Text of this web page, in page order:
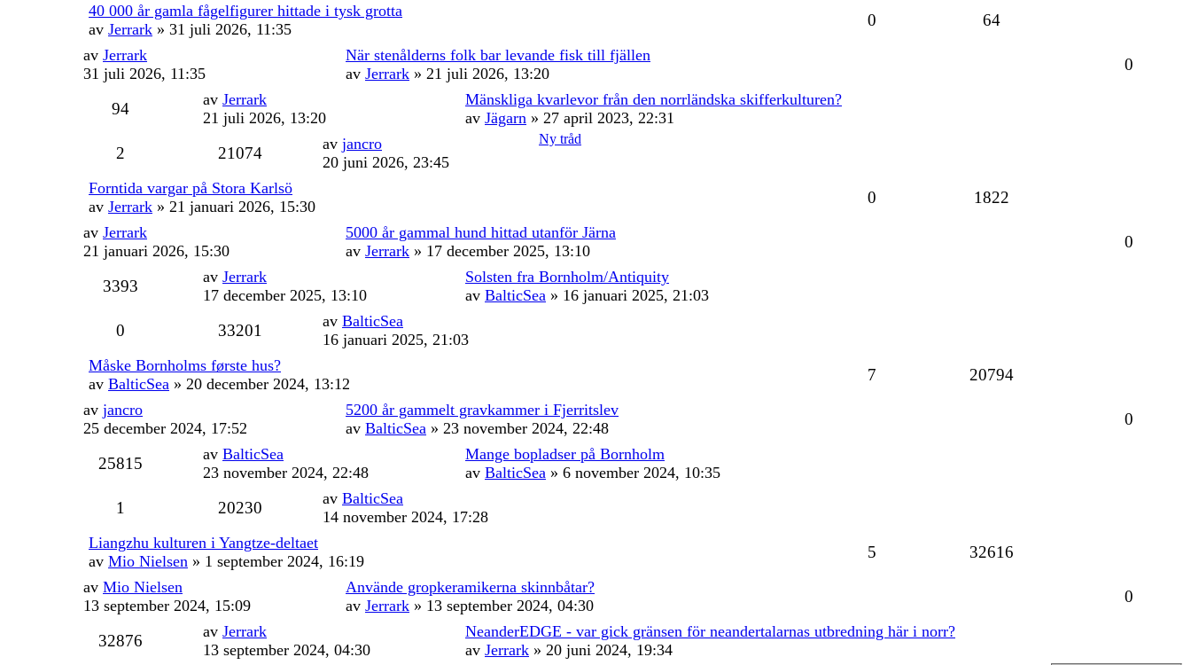
40 000 år gamla fågelfigurer hittade i tysk grotta
av Jerrark » 31 juli 2026, 11:35 0 64
av Jerrark
31 juli 2026, 11:35
När stenålderns folk bar levande fisk till fjällen
av Jerrark » 21 juli 2026, 13:20 0
94 av Jerrark
21 juli 2026, 13:20
Mänskliga kvarlevor från den norrländska skifferkulturen?
av Jägarn » 27 april 2023, 22:31
2 21074 av jancro
20 juni 2026, 23:45
Forntida vargar på Stora Karlsö
av Jerrark » 21 januari 2026, 15:30 0 1822
av Jerrark
21 januari 2026, 15:30
5000 år gammal hund hittad utanför Järna
av Jerrark » 17 december 2025, 13:10 0
3393 av Jerrark
17 december 2025, 13:10
Solsten fra Bornholm/Antiquity
av BalticSea » 16 januari 2025, 21:03
0 33201 av BalticSea
16 januari 2025, 21:03
Måske Bornholms første hus?
av BalticSea » 20 december 2024, 13:12 7 20794
av jancro
25 december 2024, 17:52
5200 år gammelt gravkammer i Fjerritslev
av BalticSea » 23 november 2024, 22:48 0
25815 av BalticSea
23 november 2024, 22:48
Mange bopladser på Bornholm
av BalticSea » 6 november 2024, 10:35
1 20230 av BalticSea
14 november 2024, 17:28
Liangzhu kulturen i Yangtze-deltaet
av Mio Nielsen » 1 september 2024, 16:19 5 32616
av Mio Nielsen
13 september 2024, 15:09
Använde gropkeramikerna skinnbåtar?
av Jerrark » 13 september 2024, 04:30 0
32876 av Jerrark
13 september 2024, 04:30
NeanderEDGE - var gick gränsen för neandertalarnas utbredning här i norr?
av Jerrark » 20 juni 2024, 19:34
Ny tråd